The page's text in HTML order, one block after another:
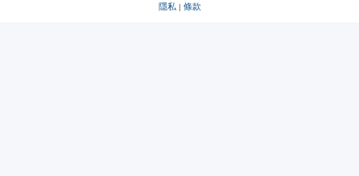
隱私 | 條款